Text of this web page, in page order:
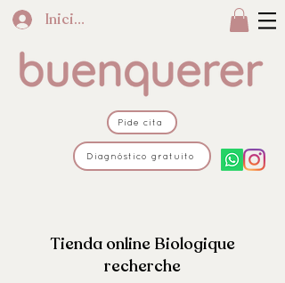
Iniciar sesión
Pide cita
Diagnóstico gratuito
Tienda online Biologique
recherche